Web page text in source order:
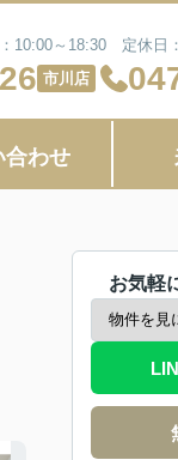
10:00～18:30 定休日
市川店
合わせ
お気軽